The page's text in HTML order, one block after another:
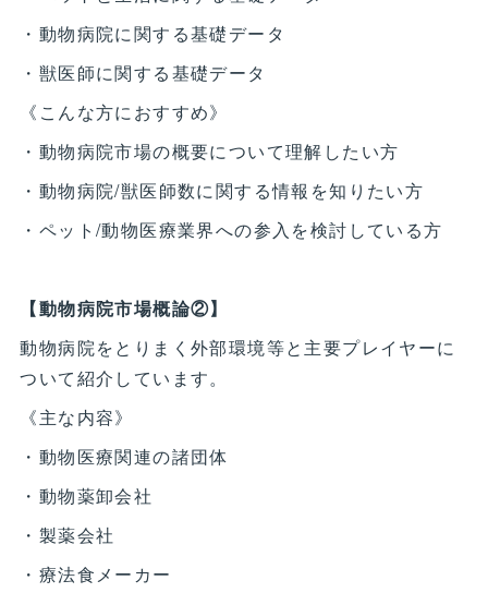
・動物病院に関する基礎データ
・獣医師に関する基礎データ
《こんな方におすすめ》
・動物病院市場の概要について理解したい方
・動物病院/獣医師数に関する情報を知りたい方
・ペット/動物医療業界への参入を検討している方
【動物病院市場概論②】
動物病院をとりまく外部環境等と主要プレイヤーに
ついて紹介しています。
《主な内容》
・動物医療関連の諸団体
・動物薬卸会社
・製薬会社
・療法食メーカー